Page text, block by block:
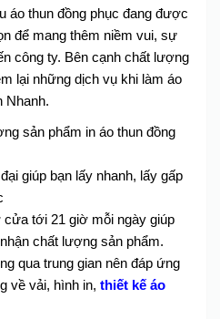
áo thun đồng phục đang được
để mang thêm niềm vui, sự
công ty. Bên cạnh chất lượng
lại những dịch vụ khi làm áo
Nhanh.
sản phẩm in áo thun đồng
giúp bạn lấy nhanh, lấy gấp
tới 21 giờ mỗi ngày giúp
chất lượng sản phẩm.
qua trung gian nên đáp ứng
về vải, hình in, thiết kế áo